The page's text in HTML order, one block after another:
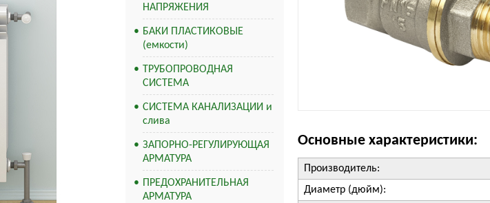
НАПРЯЖЕНИЯ
БАКИ ПЛАСТИКОВЫЕ
(емкости)
ТРУБОПРОВОДНАЯ
СИСТЕМА
СИСТЕМА КАНАЛИЗАЦИИ и
слива
ЗАПОРНО-РЕГУЛИРУЮЩАЯ
АРМАТУРА
ПРЕДОХРАНИТЕЛЬНАЯ
АРМАТУРА
Основные характеристики:
Производитель:
Диаметр (дюйм):